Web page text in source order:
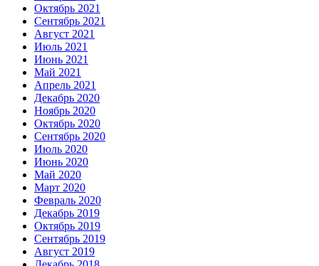
Октябрь 2021
Сентябрь 2021
Август 2021
Июль 2021
Июнь 2021
Май 2021
Апрель 2021
Декабрь 2020
Ноябрь 2020
Октябрь 2020
Сентябрь 2020
Июль 2020
Июнь 2020
Май 2020
Март 2020
Февраль 2020
Декабрь 2019
Октябрь 2019
Сентябрь 2019
Август 2019